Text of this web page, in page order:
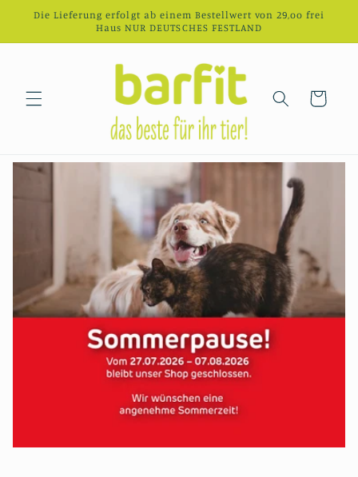
zum
Die Lieferung erfolgt ab einem Bestellwert von 29,oo frei
Haus NUR DEUTSCHES FESTLAND
Warenkorb